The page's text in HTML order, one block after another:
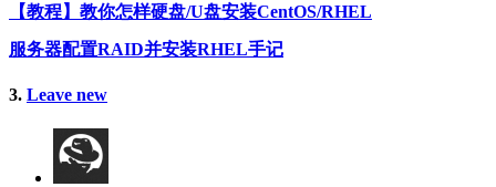
【教程】教你怎样硬盘/U盘安装CentOS/RHEL
服务器配置RAID并安装RHEL手记
3条
. Leave new